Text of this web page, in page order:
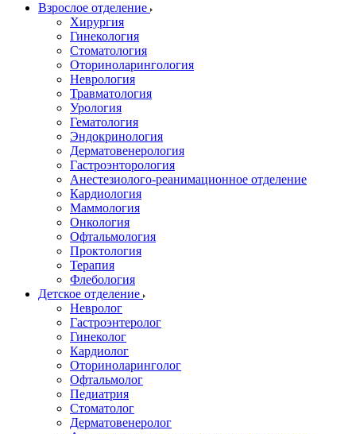
Взрослое отделение
Хирургия
Гинекология
Стоматология
Оториноларингология
Неврология
Травматология
Урология
Гематология
Эндокринология
Дерматовенерология
Гастроэнторология
Анестезиолого-реанимационное отделение
Кардиология
Маммология
Онкология
Офтальмология
Проктология
Терапия
Флебология
Детское отделение
Невролог
Гастроэнтеролог
Гинеколог
Кардиолог
Оториноларинголог
Офтальмолог
Педиатрия
Стоматолог
Дерматовенеролог